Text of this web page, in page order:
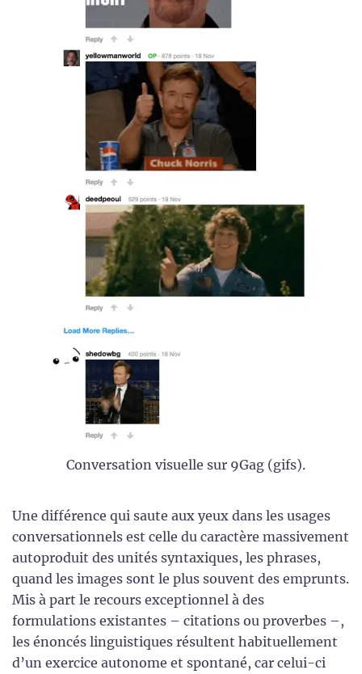
Conversation visuelle sur 9Gag (gifs).
Une différence qui saute aux yeux dans les usages
conversationnels est celle du caractère massivement
autoproduit des unités syntaxiques, les phrases,
quand les images sont le plus souvent des emprunts.
Mis à part le recours exceptionnel à des
formulations existantes – citations ou proverbes –,
les énoncés linguistiques résultent habituellement
d’un exercice autonome et spontané, car celui-ci